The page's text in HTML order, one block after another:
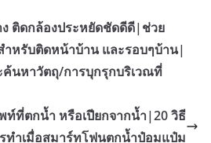
ง ติดกล้องประหยัดชัดดีดี|ช่วย
ำหรับติดหน้าบ้าน และรอบๆบ้าน|
นหาวัตถุ/การบุกรุกบริเวณที่
ที่ตกน้ำ หรือเปียกจากน้ำ|20 วิธี
ทำเมื่อสมาร์ทโฟนตกน้ำป๋อมแป๋ม